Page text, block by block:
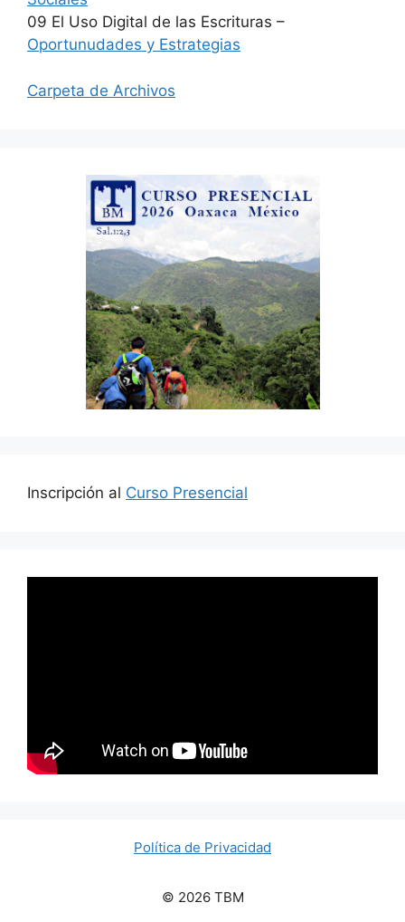
09 El Uso Digital de las Escrituras –
Oportunudades y Estrategias
Carpeta de Archivos
Inscripción al Curso Presencial
Política de Privacidad
© 2026 TBM